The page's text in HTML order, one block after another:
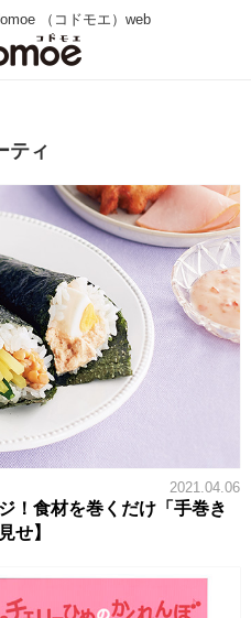
（コドモエ）web
ティ
2021.04.06
！食材を巻くだけ「手巻き
せ】